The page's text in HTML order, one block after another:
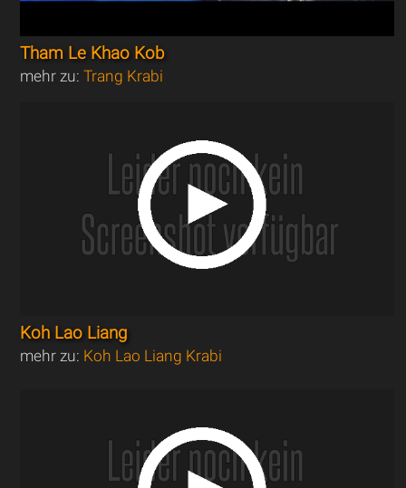
Tham Le Khao Kob
mehr zu:Trang Krabi
Koh Lao Liang
mehr zu: Koh Lao Liang Krabi